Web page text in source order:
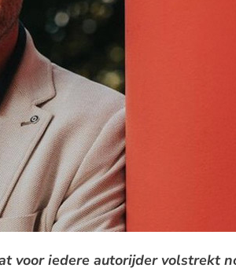
voor iedere autorijder volstrekt